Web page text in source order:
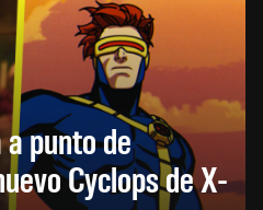
punto de
Cyclops de X-